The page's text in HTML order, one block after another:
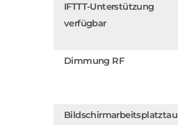
IFTTT-Unterstützung
verfügbar
Dimmung RF
Bildschirmarbeitsplatztau